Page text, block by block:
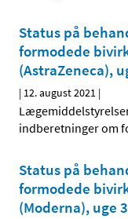
Status på
formodede
(AstraZeneca),
| 12. august 2021 |
indberetninger om
Status på
formodede
(Moderna), uge